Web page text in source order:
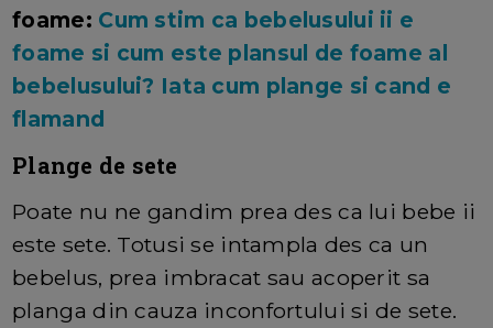
foame: Cum stim ca bebelusului ii e
foame si cum este plansul de foame al
bebelusului? Iata cum plange si cand e
flamand
Plange de sete
Poate nu ne gandim prea des ca lui bebe ii
este sete. Totusi se intampla des ca un
bebelus, prea imbracat sau acoperit sa
planga din cauza inconfortului si de sete.